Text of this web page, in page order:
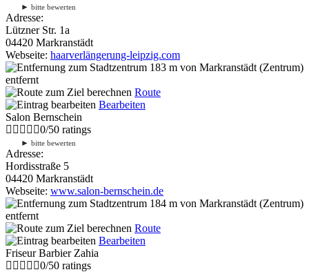
► bitte bewerten
Adresse:
Lützner Str. 1a
04420 Markranstädt
Webseite: haarverlängerung-leipzig.com
183 m von Markranstädt (Zentrum)
entfernt
Route
Bearbeiten
Salon Bernschein
0/50 ratings
► bitte bewerten
Adresse:
Hordisstraße 5
04420 Markranstädt
Webseite: www.salon-bernschein.de
184 m von Markranstädt (Zentrum)
entfernt
Route
Bearbeiten
Friseur Barbier Zahia
0/50 ratings